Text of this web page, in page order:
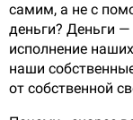
самим, а не с
деньги? Деньги
исполнение
наши
от собственной